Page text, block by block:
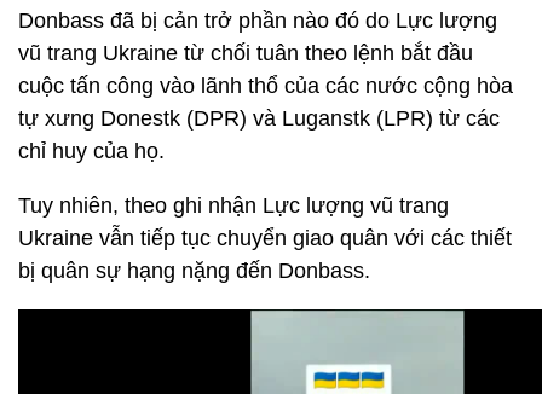
Donbass đã bị cản trở phần nào đó do Lực lượng
vũ trang Ukraine từ chối tuân theo lệnh bắt đầu
cuộc tấn công vào lãnh thổ của các nước cộng hòa
tự xưng Donestk (DPR) và Luganstk (LPR) từ các
chỉ huy của họ.
Tuy nhiên, theo ghi nhận Lực lượng vũ trang
Ukraine vẫn tiếp tục chuyển giao quân với các thiết
bị quân sự hạng nặng đến Donbass.